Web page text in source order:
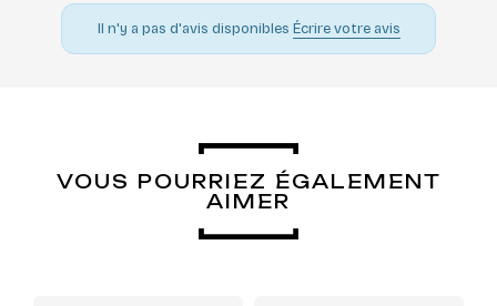
Il n'y a pas d'avis disponibles Écrire votre avis
VOUS POURRIEZ ÉGALEMENT
AIMER